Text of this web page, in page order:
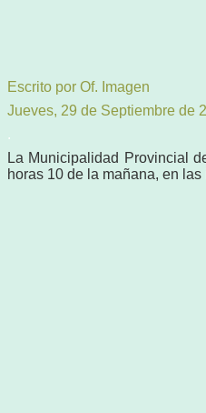
Escrito por Of. Imagen
Jueves, 29 de Septiembre de
.
La Municipalidad Provincial
horas 10 de la mañana, en